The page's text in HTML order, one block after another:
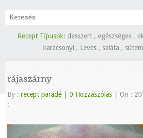
Recept Típusok: desszert , egészséges ,
karácsonyi , Leves , saláta ,
rájaszárny
By :recept parádé 0 Hozzászólás On :
: